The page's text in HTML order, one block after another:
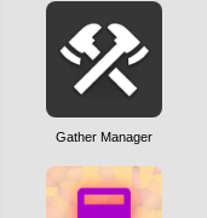
Gather Manager